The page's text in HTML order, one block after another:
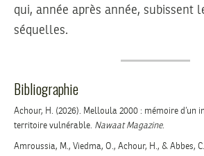
qui, année après année, subissent
séquelles.
Bibliographie
Achour, H. (2026). Melloula 2000 : mémoire d’un
territoire vulnérable. Nawaat Magazine.
Amroussia, M., Viedma, O., Achour, H., & Abbes,